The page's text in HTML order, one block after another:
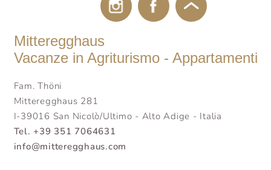
Mitteregghaus
Vacanze in Agriturismo - Appartamenti
Fam. Thöni
Mitteregghaus 281
I-39016 San Nicolò/Ultimo - Alto Adige - Italia
Tel. +39 351 7064631
info@mitteregghaus.com